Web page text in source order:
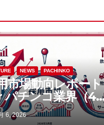
NEWS PACHINKO
市場動向レポート
チンコ業界（4
）
6, 2026